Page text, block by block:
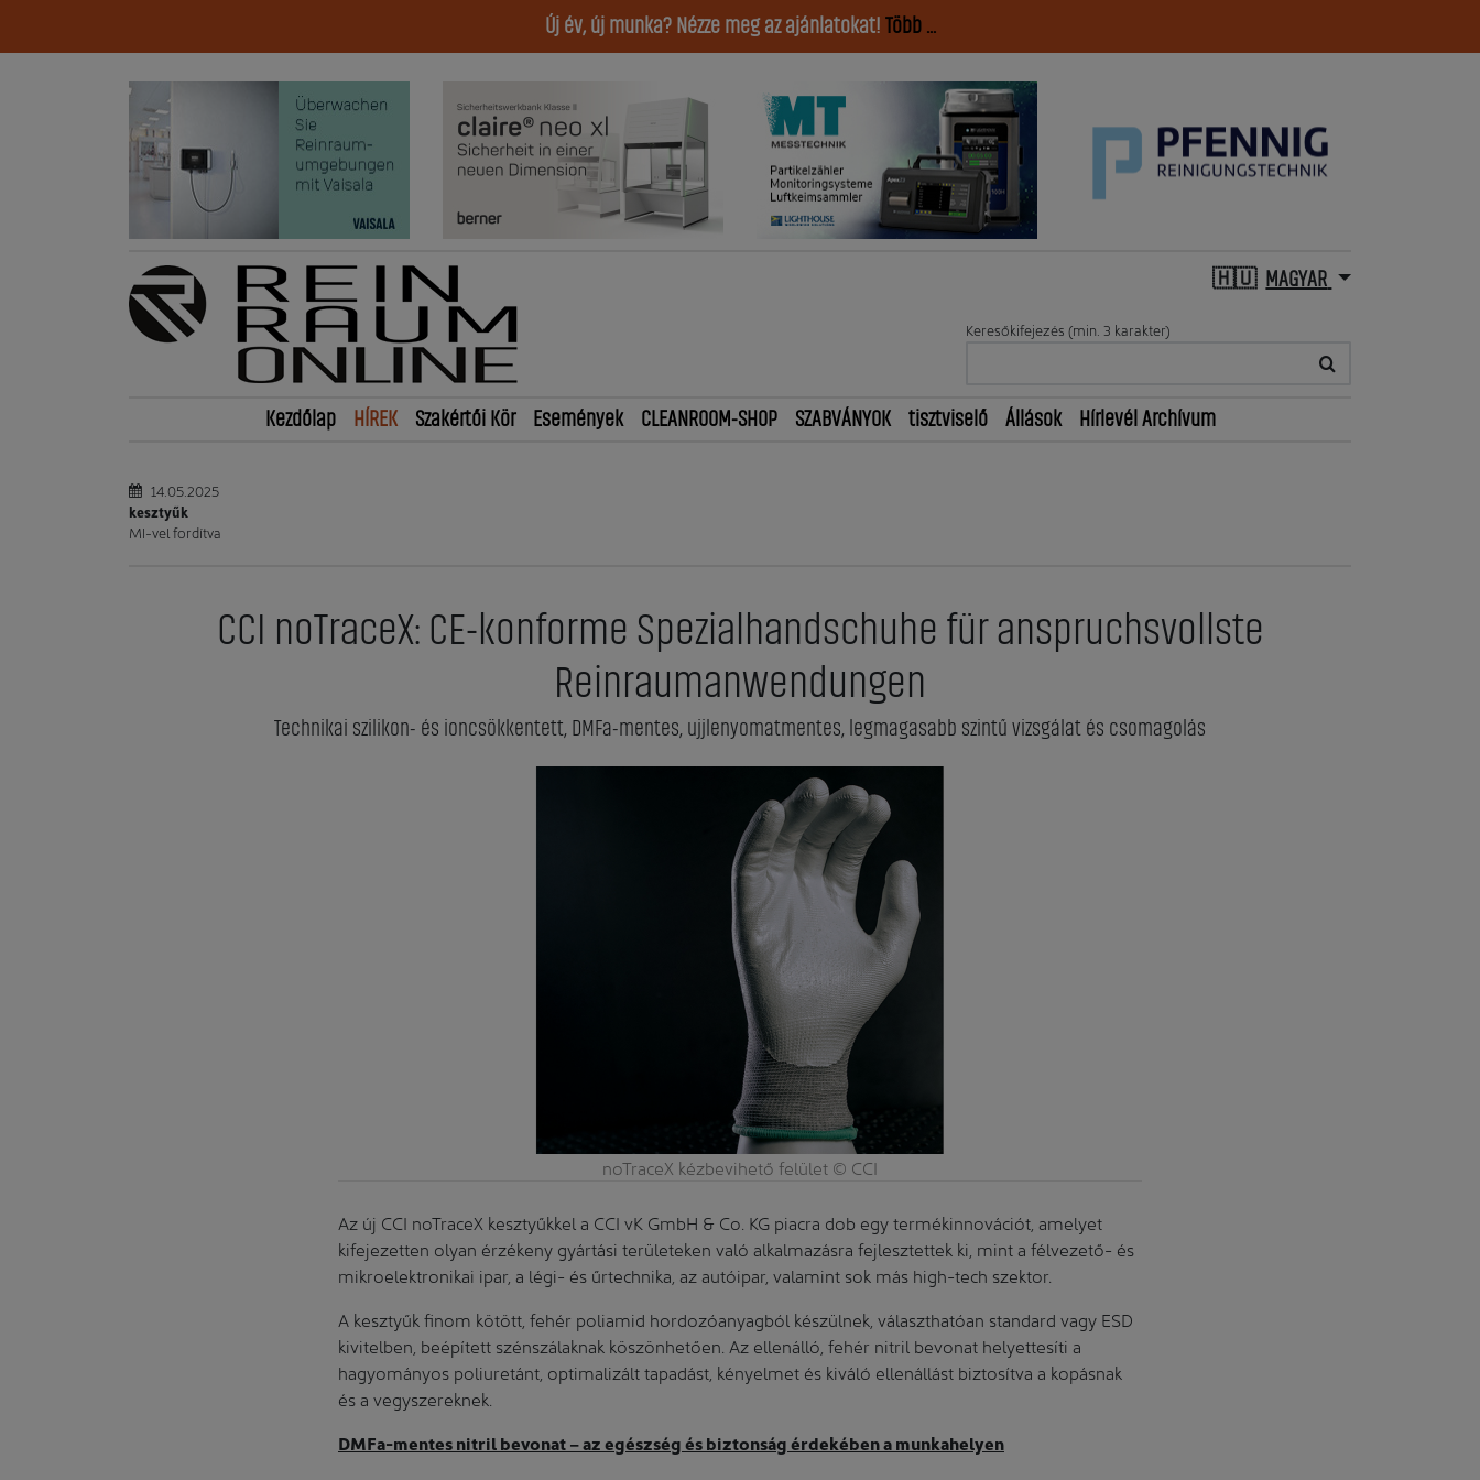
Új év, új munka? Nézze meg az ajánlatokat! Több ...
MAGYAR
Keresőkifejezés (min. 3 karakter)
Kezdőlap HÍREK Szakértői Kör Események CLEANROOM-SHOP SZABVÁNYOK tisztviselő Állások Hírlevél Archívum
14.05.2025
kesztyűk
MI-vel fordítva
CCI noTraceX: CE-konforme Spezialhandschuhe für anspruchsvollste
Reinraumanwendungen
Technikai szilikon- és ioncsökkentett, DMFa-mentes, ujjlenyomatmentes, legmagasabb szintű vizsgálat és csomagolás
noTraceX kézbevihető felület © CCI
Az új CCI noTraceX kesztyűkkel a CCI vK GmbH & Co. KG piacra dob egy termékinnovációt, amelyet
kifejezetten olyan érzékeny gyártási területeken való alkalmazásra fejlesztettek ki, mint a félvezető- és
mikroelektronikai ipar, a légi- és űrtechnika, az autóipar, valamint sok más high-tech szektor.
A kesztyűk finom kötött, fehér poliamid hordozóanyagból készülnek, választhatóan standard vagy ESD
kivitelben, beépített szénszálaknak köszönhetően. Az ellenálló, fehér nitril bevonat helyettesíti a
hagyományos poliuretánt, optimalizált tapadást, kényelmet és kiváló ellenállást biztosítva a kopásnak
és a vegyszereknek.
DMFa-mentes nitril bevonat – az egészség és biztonság érdekében a munkahelyen